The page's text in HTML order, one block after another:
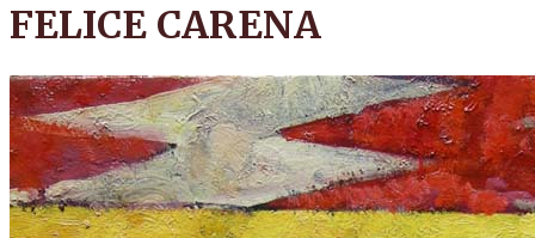
FELICE CARENA